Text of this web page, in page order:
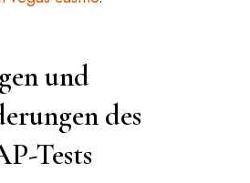
und
des
Tests